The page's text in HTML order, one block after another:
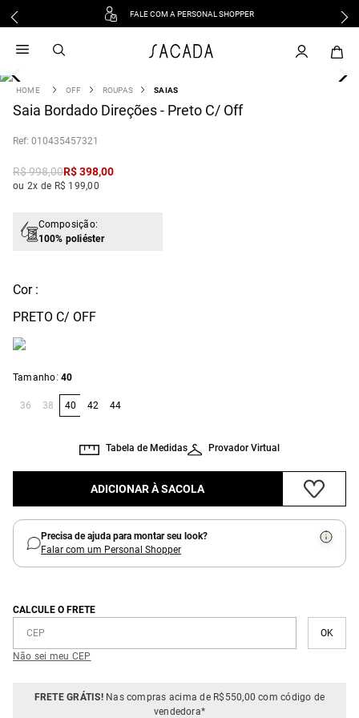
FALE COM A PERSONAL SHOPPER
OFF ROUPAS SAIAS
Saia Bordado Direções - Preto C/ Off
: 010435457321
R$998,00R$398,00
ou 2x de R$ 199,00
Composição:
100% poliéster
Cor :
PRETO C/ OFF
Tamanho: 40
36 38 40 42 44
Provador Virtual
Tabela de Medidas
ADICIONAR À SACOLA
Precisa de ajuda para montar seu look?
Falar com um Personal Shopper
CALCULE O FRETE
Não sei meu CEP
FRETE GRÁTIS!Nas compras acima de R$550,00 com código de
vendedora*
vestido
3 º blusa
º tricot
º macacão
jeans
camisa